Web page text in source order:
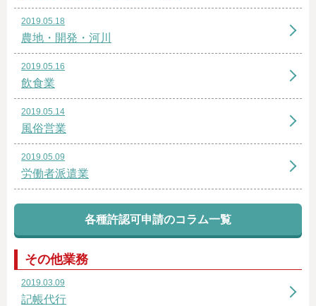
2019.05.18
農地・開発・河川
2019.05.16
飲食業
2019.05.14
風俗営業
2019.05.09
労働者派遣業
各種許認可申請のコラム一覧
その他業務
2019.03.09
記帳代行